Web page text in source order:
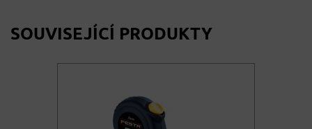
SOUVISEJÍCÍ PRODUKTY